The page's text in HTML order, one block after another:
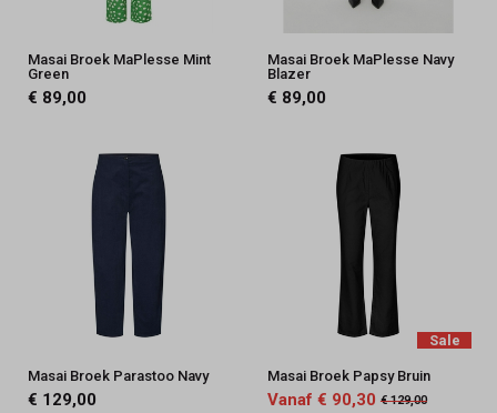
Masai Broek MaPlesse Mint
Green
€ 89,00
Masai Broek MaPlesse Navy
Blazer
€ 89,00
Masai Broek Parastoo Navy
€ 129,00
Sale
Masai Broek Papsy Bruin
Vanaf € 90,30 € 129,00